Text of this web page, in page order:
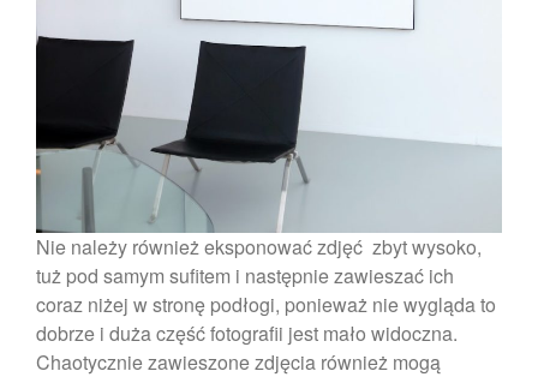
sierpień 2020
lipiec 2020
czerwiec 2020
maj 2018
Porady
Uncategorized
Nie należy również eksponować zdjęć zbyt wysoko,
tuż pod samym sufitem i następnie zawieszać ich
coraz niżej w stronę podłogi, ponieważ nie wygląda to
dobrze i duża część fotografii jest mało widoczna.
Chaotycznie zawieszone zdjęcia również mogą